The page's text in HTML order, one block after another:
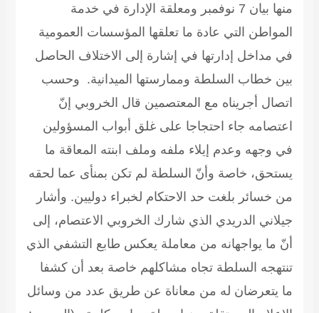
منها بيان 7 نوفمبر ومعلقة الإدارة في خدمة
المواطن التي عادة ما تعلقها المؤسسات العمومية
في مداخل إدارتها في إشارة إلى الاختلاف الحاصل
بين خطاب السلطة وممارستها الميدانية. وحسب
اتصال أجريناه مع المعتصمين قال الخروبي إنّ
اعتصامه جاء احتجاجا على غلق أبواب المسؤولين
في وجهه وعدم إيلاء ملفه وملف ابنته المعاقة ما
يستحق، خاصة وأنّ السلطة لم تكن بمنأى عما لحقه
من خسائر بلغت حد الاحتكام لخبراء دوليين. وأشار
جيلاني الدريدي الذي شارك الخروبي الاعتصام، إلى
أنّ ما يواجهانه من معاملة يعكس طابع التشفي الذي
تنتهجه السلطة تجاه مشاكلهم خاصة بعد أن كشفا
ما يتعرضان له من معاناة عن طريق عدد من وسائل